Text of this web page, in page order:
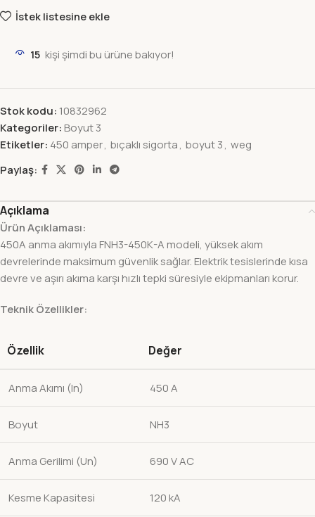
İstek listesine ekle
15 kişi şimdi bu ürüne bakıyor!
Stok kodu: 10832962
Kategoriler: Boyut 3
Etiketler: 450 amper, bıçaklı sigorta, boyut 3, weg
Paylaş:
Açıklama
Ürün Açıklaması:
450A anma akımıyla FNH3-450K-A modeli, yüksek akım
devrelerinde maksimum güvenlik sağlar. Elektrik tesislerinde kısa
devre ve aşırı akıma karşı hızlı tepki süresiyle ekipmanları korur.
Teknik Özellikler:
Özellik Değer
Anma Akımı (In) 450 A
Boyut NH3
Anma Gerilimi (Un) 690 V AC
Kesme Kapasitesi 120 kA